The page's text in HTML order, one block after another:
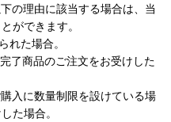
の理由に該当する場合は、当
ができます。
た場合。
商品のご注文をお受けした
に数量制限を設けている場
た場合。